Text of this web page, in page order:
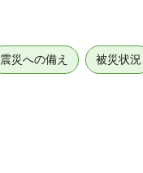
震災への備え 被災状況